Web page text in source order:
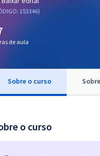
153346)
de aula
Sobre o curso
o curso